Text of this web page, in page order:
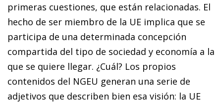
primeras cuestiones, que están relacionadas. El
hecho de ser miembro de la UE implica que se
participa de una determinada concepción
compartida del tipo de sociedad y economía a la
que se quiere llegar. ¿Cuál? Los propios
contenidos del NGEU generan una serie de
adjetivos que describen bien esa visión: la UE